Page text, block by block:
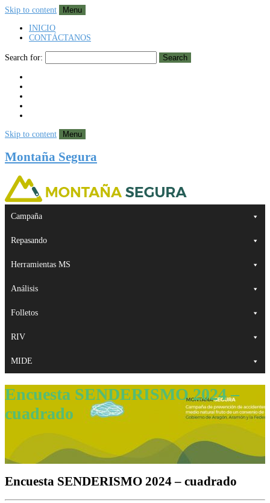
Skip to content
Menu
INICIO
CONTÁCTANOS
Search for: Search
Skip to content Menu
Montaña Segura
Campaña
Repasando
Herramientas MS
Análisis
Folletos
RIV
MIDE
Encuesta SENDERISMO 2024 –
cuadrado
Encuesta SENDERISMO 2024 – cuadrado